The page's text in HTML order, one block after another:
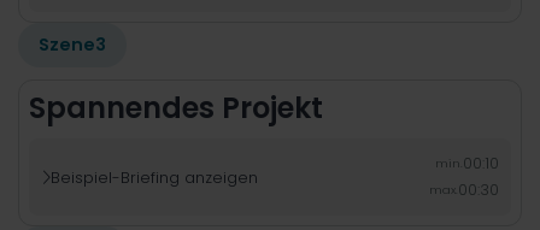
Szene3
Spannendes Projekt
Beispiel-Briefing anzeigen
min. 00:10
max. 00:30